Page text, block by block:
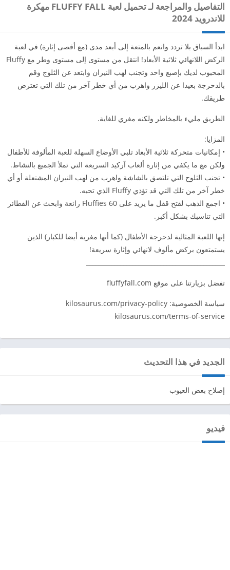
التفاصيل والمراجعة لـ تحميل لعبة FLUFFY FALL مهكرة
للاندرويد 2024
ابدأ السباق بلا تردد وانعم بالمتعة إلى أبعد مدى (مع أقصى إثارة) في لعبة
الركض اللانهائي ثلاثية الأبعاد! انتقل من مستوى إلى مستوى وطر مع Fluffy
المحبوب لديك بإصبع واحد وتجنب لهب النيران وابتعد عن الثلوج وقم
بالدحرجة بعيدا عن الليزر واهرب من أي خطر آخر من تلك التي تعترض
طريقك.
الطريق مليء بالمخاطر ولكنه مغري للغاية.
المزايا:
• إمكانيات متحركة ثلاثية الأبعاد تلبي الأوضاع السهلة للعبة المألوفة للأطفال
ولكن مع ما يكفي من إثارة ألعاب آركيد السريعة التي تملأ الجميع بالنشاط.
• تجنب الثلوج التي تلتصق بالشاشة واهرب من لهب النيران المشتعلة أو أي
خطر آخر من تلك التي قد تؤذي Fluffy الذي تحبه.
• اجمع الذهب لفتح قفل ما يزيد على 60 Fluffies رائعة وابحث عن الفطائر
التي تناسبك بشكل أكبر.
إنها اللعبة المثالية لدحرجة الأطفال (كما أنها مغرية أيضا للكبار) الذين
يستمتعون بركض مألوف لانهائي وإثارة سريعة!
تفضل بزيارتنا على موقع fluffyfall.com
سياسة الخصوصية: kilosaurus.com/privacy-policy
kilosaurus.com/terms-of-service
الجديد في هذا التحديث
إصلاح بعض العيوب
فيديو